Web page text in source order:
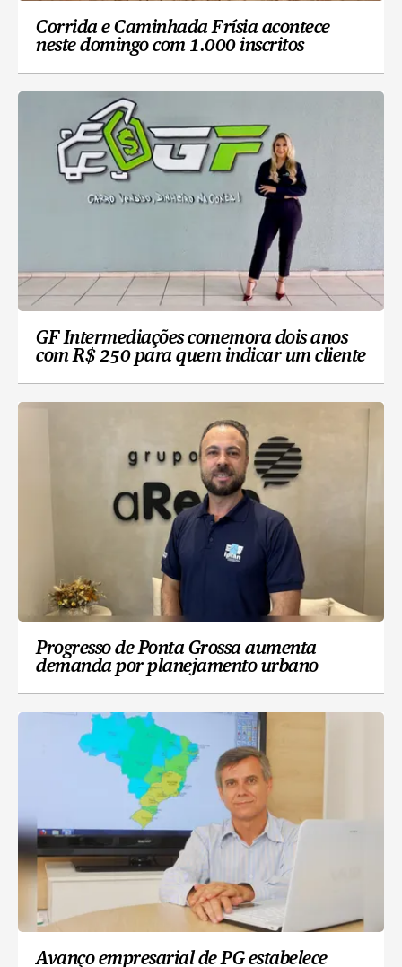
Corrida e Caminhada Frísia acontece
neste domingo com 1.000 inscritos
GF Intermediações comemora dois anos
com R$ 250 para quem indicar um cliente
Progresso de Ponta Grossa aumenta
demanda por planejamento urbano
Avanço empresarial de PG estabelece